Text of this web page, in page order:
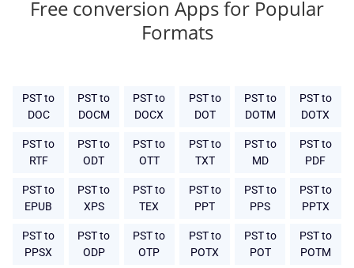
Free conversion Apps for Popular
Formats
PST to
DOC
PST to
DOCM
PST to
DOCX
PST to
DOT
PST to
DOTM
PST to
DOTX
PST to
RTF
PST to
ODT
PST to
OTT
PST to
TXT
PST to
MD
PST to
PDF
PST to
EPUB
PST to
XPS
PST to
TEX
PST to
PPT
PST to
PPS
PST to
PPTX
PST to
PPSX
PST to
ODP
PST to
OTP
PST to
POTX
PST to
POT
PST to
POTM